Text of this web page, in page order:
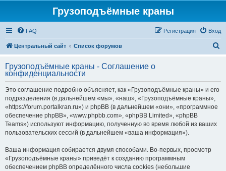
Грузоподъёмные краны
FAQ Вход
Регистрация
Центральный сайт Список форумов
с
Грузоподъёмные краны - Соглашение о
конфиденциальности
Это соглашение подробно объясняет, как «Грузоподъёмные краны» и его
подразделения (в дальнейшем «мы», «наш», «Грузоподъёмные краны»,
«https://forum.portalkran.ru») и phpBB (в дальнейшем «они», «программное
обеспечение phpBB», «www.phpbb.com», «phpBB Limited», «phpBB
Teams») используют информацию, полученную во время любой из ваших
пользовательских сессий (в дальнейшем «ваша информация»).
Ваша информация собирается двумя способами. Во-первых, просмотр
«Грузоподъёмные краны» приведёт к созданию программным
обеспечением phpBB определённого числа cookies (небольшие